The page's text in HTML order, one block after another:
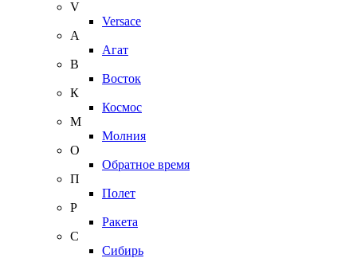
V
Versace
А
Агат
В
Восток
К
Космос
М
Молния
О
Обратное время
П
Полет
Р
Ракета
С
Сибирь